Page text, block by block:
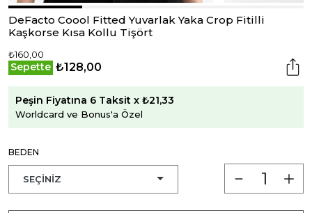
DeFacto Coool Fitted Yuvarlak Yaka Crop Fitilli
Kaşkorse Kısa Kollu Tişört
₺160,00
Sepette ₺128,00
Peşin Fiyatına 6 Taksit x ₺21,33
Worldcard ve Bonus'a Özel
BEDEN